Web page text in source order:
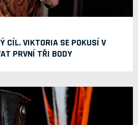
CÍL. VIKTORIA SE POKUSÍ V
PRVNÍ TŘI BODY